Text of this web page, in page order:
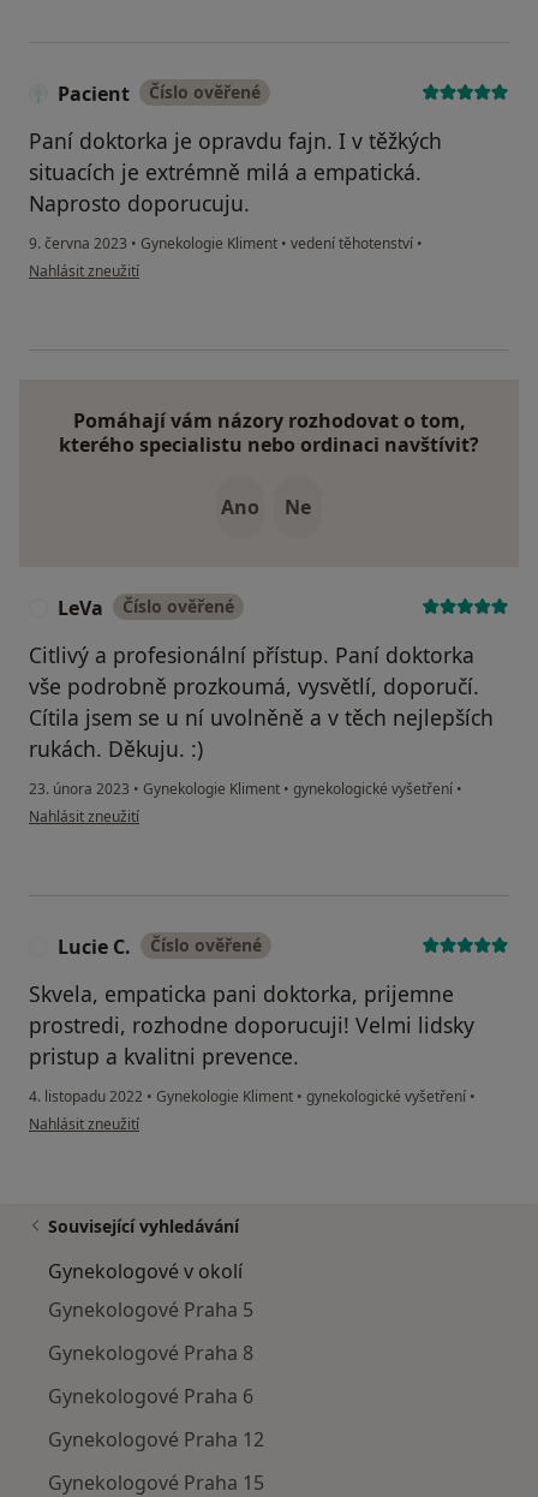
Pacient Číslo ověřené
Paní doktorka je opravdu fajn. I v těžkých
situacích je extrémně milá a empatická.
Naprosto doporucuju.
9. června 2023 • Gynekologie Kliment • vedení těhotenství •
podle názoru uživatele Pacient
Nahlásit zneužití
Pomáhají vám názory rozhodovat o tom,
kterého specialistu nebo ordinaci navštívit?
Ano Ne
LeVa Číslo ověřené
Citlivý a profesionální přístup. Paní doktorka
vše podrobně prozkoumá, vysvětlí, doporučí.
Cítila jsem se u ní uvolněně a v těch nejlepších
rukách. Děkuju. :)
23. února 2023 • Gynekologie Kliment • gynekologické vyšetření •
podle názoru uživatele LeVa
Nahlásit zneužití
Lucie C. Číslo ověřené
Skvela, empaticka pani doktorka, prijemne
prostredi, rozhodne doporucuji! Velmi lidsky
pristup a kvalitni prevence.
4. listopadu 2022 • Gynekologie Kliment • gynekologické vyšetření •
podle názoru uživatele Lucie C.
Nahlásit zneužití
Související vyhledávání
Gynekologové v okolí
Gynekologové Praha 5
Gynekologové Praha 8
Gynekologové Praha 6
Gynekologové Praha 12
Gynekologové Praha 15